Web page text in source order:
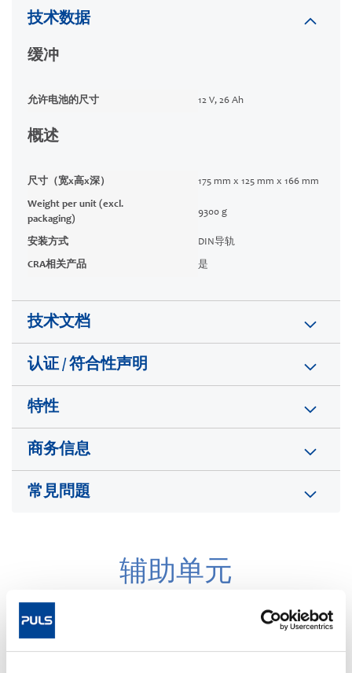
技术数据
缓冲
允许电池的尺寸 12 V, 26 Ah
概述
尺寸（宽x高x深） 175 mm x 125 mm x 166 mm
Weight per unit (excl.
packaging)
9300 g
安装方式 DIN导轨
CRA相关产品 是
技术文档
认证 / 符合性声明
特性
商务信息
常見問題
辅助单元